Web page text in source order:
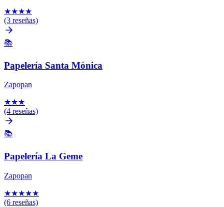
★★★★
(3 reseñas)
📚
Papelería Santa Mónica
Zapopan
★★★
(4 reseñas)
📚
Papelería La Geme
Zapopan
★★★★★
(6 reseñas)